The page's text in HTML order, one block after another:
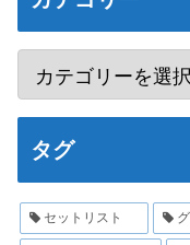
タグ
セットリスト